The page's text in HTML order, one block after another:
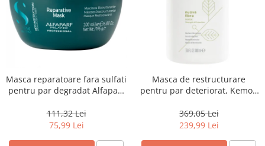
Masca reparatoare fara sulfati
pentru par degradat Alfaparf
Reconstruction, 200 ml
111,32 Lei
75,99 Lei
Masca de restructurare
pentru par deteriorat, Kemon
369,05 Lei
239,99 Lei